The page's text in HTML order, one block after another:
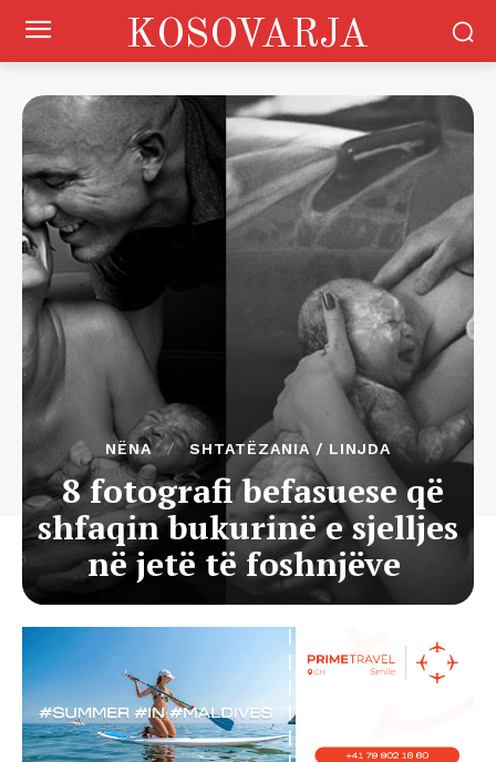
KOSOVARJA
NËNA SHTATËZANIA / LINJDA
8 fotografi befasuese që
shfaqin bukurinë e sjelljes
në jetë të foshnjëve